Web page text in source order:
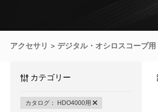
アクセサリ デジタル・オシロスコープ用
カテゴリー
カタログ： HDO4000用